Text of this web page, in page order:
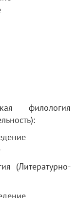
филология
(Литературно-